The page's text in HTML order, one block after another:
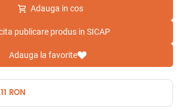
Adauga in cos
publicare produs in SICAP
Adauga la favorite
RON